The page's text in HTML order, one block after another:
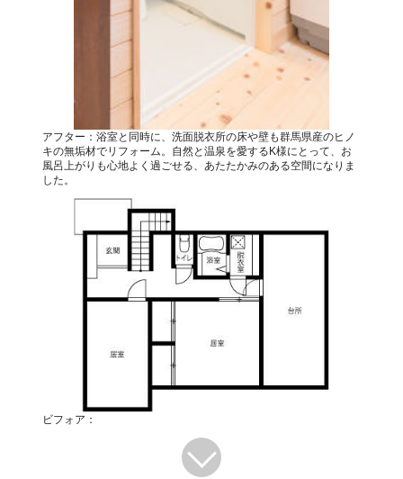
アフター：浴室と同時に、洗面脱衣所の床や壁も群馬県産のヒノ
キの無垢材でリフォーム。自然と温泉を愛するK様にとって、お
風呂上がりも心地よく過ごせる、あたたかみのある空間になりま
した。
ビフォア：